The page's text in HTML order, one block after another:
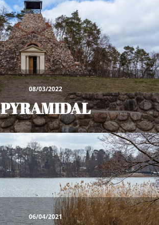
08/03/2022
PYRAMIDAL
06/04/2021